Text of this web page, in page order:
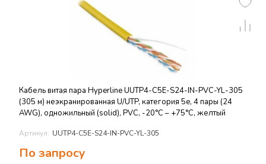
Кабель витая пара Hyperline UUTP4-C5E-S24-IN-PVC-YL-305
(305 м) неэкранированная U/UTP, категория 5e, 4 пары (24
AWG), одножильный (solid), PVC, -20°C – +75°C, желтый
Артикул: UUTP4-C5E-S24-IN-PVC-YL-305
По запросу